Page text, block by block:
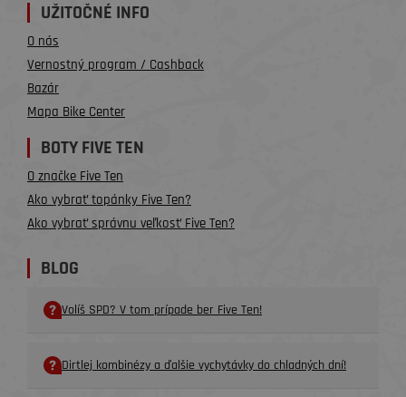
UŽITOČNÉ INFO
O nás
Vernostný program / Cashback
Bazár
Mapa Bike Center
BOTY FIVE TEN
O značke Five Ten
Ako vybrať topánky Five Ten?
Ako vybrať správnu veľkosť Five Ten?
BLOG
Volíš SPD? V tom prípade ber Five Ten!
Dirtlej kombinézy a ďalšie vychytávky do chladných dní!